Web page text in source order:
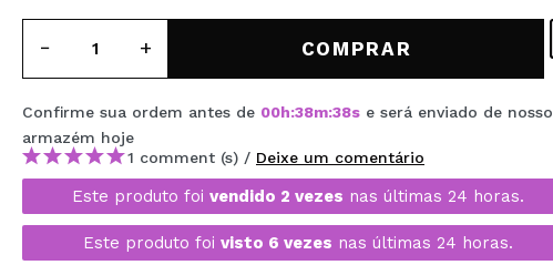
MAQUIFARMA
TRAVEL SIZE
NATURE
DESCONTOS
COMPRAR
Confirme sua ordem antes de 00h:38m:37s e será enviado de nosso
armazém hoje
1 comment (s) / Deixe um comentário
Este produto foi vendido 2 vezes nas últimas 24 horas.
Este produto foi visto 6 vezes nas últimas 24 horas.